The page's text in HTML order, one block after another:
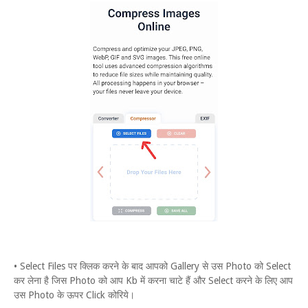
• Select Files पर क्लिक करने के बाद आपको Gallery से उस Photo को Select
कर लेना है जिस Photo को आप Kb में करना चाटे हैं और Select करने के लिए आप
उस Photo के ऊपर Click कोरिये।